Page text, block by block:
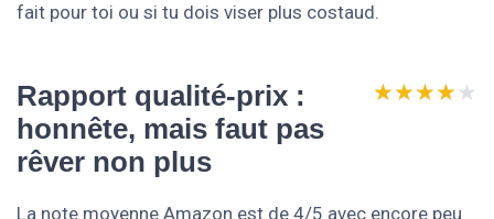
fait pour toi ou si tu dois viser plus costaud.
Rapport qualité-prix :
honnête, mais faut pas
rêver non plus
★★★★★
★★★★★
La note moyenne Amazon est de 4/5 avec encore peu